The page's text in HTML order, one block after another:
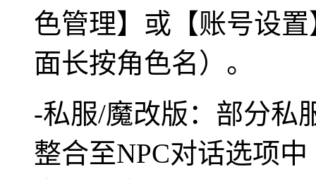
色管理】或【账号设
面长按角色名）。
-私服/魔改版：部分私
整合至NPC对话选项